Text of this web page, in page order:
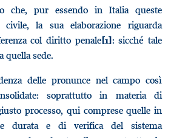
che, pur essendo in Italia queste
la sua elaborazione riguarda
col diritto penale[1]: sicché tale
quella sede.
delle pronunce nel campo così
soprattutto in materia di
processo, qui comprese quelle in
durata e di verifica del sistema